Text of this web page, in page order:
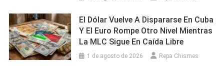
El Dólar Vuelve A Dispararse En Cuba
Y El Euro Rompe Otro Nivel Mientras
La MLC Sigue En Caída Libre
1 de agosto de 2026 Repa Chismes